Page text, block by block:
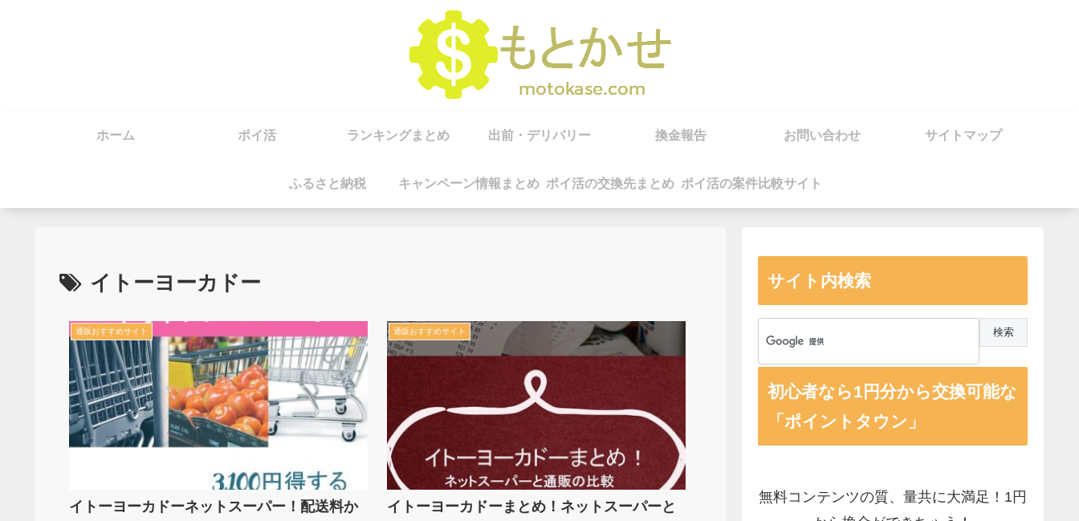
ホーム ポイ活 ランキングまとめ 出前・デリバリー 換金報告 お問い合わせ サイトマップ
ふるさと納税 キャンペーン情報まとめ ポイ活の交換先まとめ ポイ活の案件比較サイト
イトーヨーカドー
通販おすすめサイト
イトーヨーカドーネットスーパー！配送料か
通販おすすめサイト
イトーヨーカドーまとめ！ネットスーパーと
サイト内検索
初心者なら1円分から交換可能な
「ポイントタウン」
無料コンテンツの質、量共に大満足！1円